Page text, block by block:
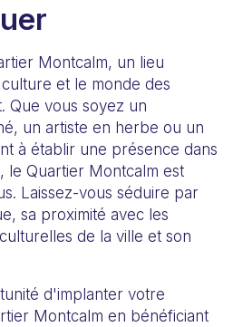
Montcalm, un lieu
et le monde des
Que vous soyez un
un artiste en herbe ou un
à établir une présence dans
le Quartier Montcalm est
Laissez-vous séduire par
sa proximité avec les
de la ville et son
d'implanter votre
Montcalm en bénéficiant